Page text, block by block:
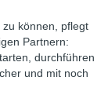
können, pflegt
Partnern:
durchführen
und mit noch